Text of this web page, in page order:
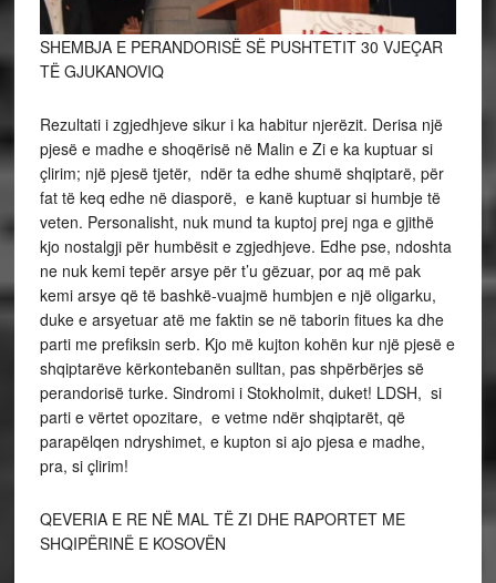
SHEMBJA E PERANDORISË SË PUSHTETIT 30 VJEÇAR
TË GJUKANOVIQ
Rezultati i zgjedhjeve sikur i ka habitur njerëzit. Derisa një
pjesë e madhe e shoqërisë në Malin e Zi e ka kuptuar si
çlirim; një pjesë tjetër, ndër ta edhe shumë shqiptarë, për
fat të keq edhe në diasporë, e kanë kuptuar si humbje të
veten. Personalisht, nuk mund ta kuptoj prej nga e gjithë
kjo nostalgji për humbësit e zgjedhjeve. Edhe pse, ndoshta
ne nuk kemi tepër arsye për t’u gëzuar, por aq më pak
kemi arsye që të bashkë-vuajmë humbjen e një oligarku,
duke e arsyetuar atë me faktin se në taborin fitues ka dhe
parti me prefiksin serb. Kjo më kujton kohën kur një pjesë e
shqiptarëve kërkontebanën sulltan, pas shpërbërjes së
perandorisë turke. Sindromi i Stokholmit, duket! LDSH, si
parti e vërtet opozitare, e vetme ndër shqiptarët, që
parapëlqen ndryshimet, e kupton si ajo pjesa e madhe,
pra, si çlirim!
QEVERIA E RE NË MAL TË ZI DHE RAPORTET ME
SHQIPËRINË E KOSOVËN